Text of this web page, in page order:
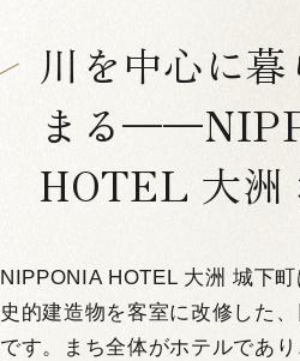
川を中心に
まる
HOTEL 大洲
NIPPONIA HOTEL 大洲 城下
史的建造物を客室に改修した
です。まち全体がホテルであ